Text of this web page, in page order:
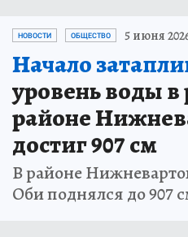
НОВОСТИ ОБЩЕСТВО 5 июня
Начало
уровень воды в
районе
достиг 907 см
В районе
Оби поднялся до 907